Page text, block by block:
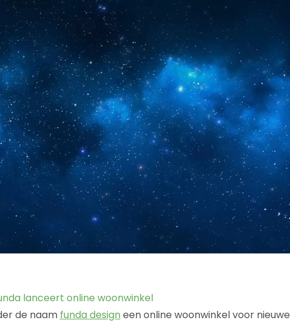
de naam funda design een online woonwinkel voor nieuwe